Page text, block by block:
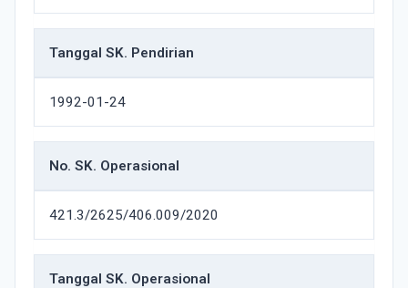
Tanggal SK. Pendirian
1992-01-24
No. SK. Operasional
421.3/2625/406.009/2020
Tanggal SK. Operasional